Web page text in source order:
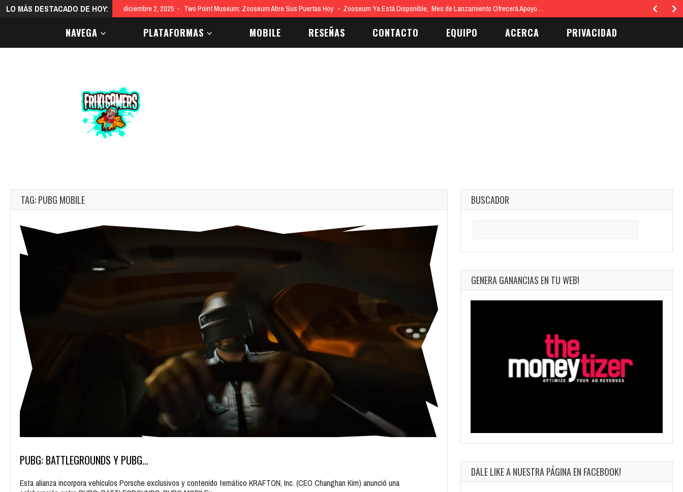
LO MÁS DESTACADO DE HOY: diciembre 2, 2025 Two Point Museum: Zooseum Abre Sus Puertas Hoy Zooseum Ya Está Disponible, Mes de Lanzamiento Ofrecerá Apoyo…
NAVEGA PLATAFORMAS MOBILE RESEÑAS CONTACTO EQUIPO ACERCA PRIVACIDAD
TAG: PUBG MOBILE
PUBG: BATTLEGROUNDS Y PUBG…
Esta alianza incorpora vehículos Porsche exclusivos y contenido temático KRAFTON, Inc. (CEO Changhan Kim) anunció una
BUSCADOR
GENERA GANANCIAS EN TU WEB!
DALE LIKE A NUESTRA PÁGINA EN FACEBOOK!